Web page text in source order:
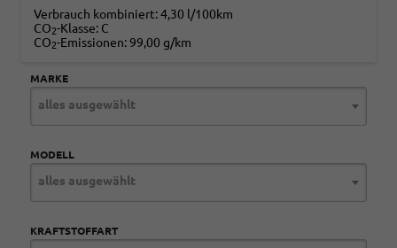
Verbrauch kombiniert:4,30 l/100km
CO2-Klasse: C
CO2-Emissionen: 99,00 g/km
MARKE
alles ausgewählt
MODELL
alles ausgewählt
KRAFTSTOFFART